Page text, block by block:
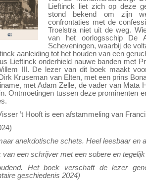
Lieftinck liet zich op deze
stond bekend om zijn
confrontaties met de
Troelstra niet uit de weg.
van het oorlogsschip De
Scheveningen, waarbij de
aanleiding tot het houden van een
Lieftinck onderhield nauwe banden met
III. De lezer van dit boek maakt
Kruseman van Elten, met een prins
met Adam Zelle, de vader van Mata
Ontmoetingen tussen deze prominenten
’t Hooft is een afstammeling van
anekdotische schets. Heel leesbaar en
van een schrijver met een sobere en
Het boek verschaft de lezer
geschiedenis 2024)